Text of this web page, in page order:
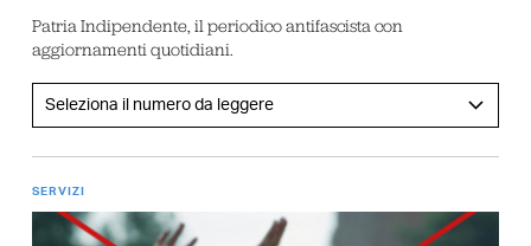
Patria Indipendente, il periodico antifascista con
aggiornamenti quotidiani.
SERVIZI